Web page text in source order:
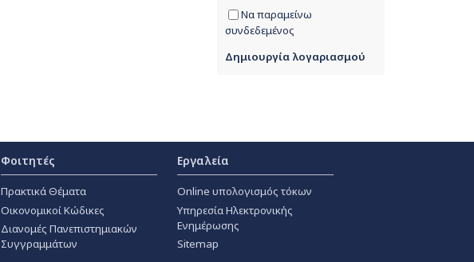
Να παραμείνω
συνδεδεμένος
Δημιουργία λογαριασμού
Φοιτητές
Πρακτικά Θέματα
Οικονομικοί Κώδικες
Διανομές Πανεπιστημιακών
Συγγραμμάτων
Εργαλεία
Online υπολογισμός τόκων
Υπηρεσία Ηλεκτρονικής
Ενημέρωσης
Sitemap